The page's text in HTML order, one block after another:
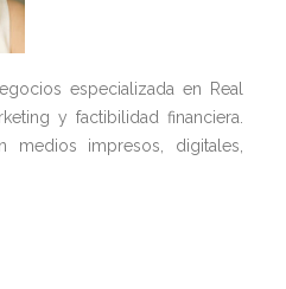
especializada en Real
y factibilidad financiera.
medios impresos, digitales,